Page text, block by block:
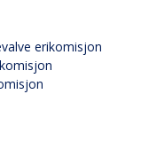
erikomisjon